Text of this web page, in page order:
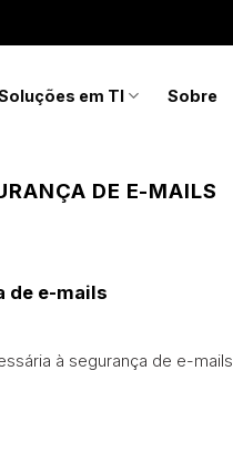
em TI Sobre
DE E-MAILS
de e-mails
à segurança de e-mails